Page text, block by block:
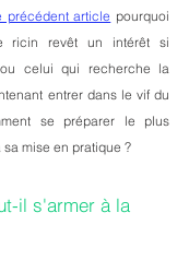
précédent article pourquoi
ricin revêt un intérêt si
celui qui recherche la
entrer dans le vif du
se préparer le plus
mise en pratique ?
il s'armer à la